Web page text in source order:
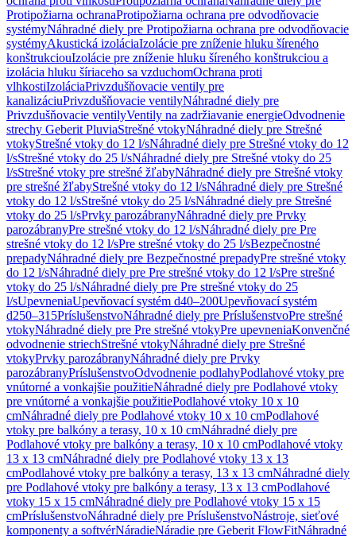
Protipožiarna ochranaProtipožiarna ochrana pre odvodňovacie
systémyNáhradné diely pre Protipožiarna ochrana pre odvodňovacie
systémyAkustická izoláciaIzolácie pre zníženie hluku šíreného
konštrukciouIzolácie pre zníženie hluku šíreného konštrukciou a
izolácia hluku šíriaceho sa vzduchomOchrana proti
vlhkostiIzoláciaPrivzdušňovacie ventily pre
kanalizáciuPrivzdušňovacie ventilyNáhradné diely pre
Privzdušňovacie ventilyVentily na zadržiavanie energieOdvodnenie
strechy Geberit PluviaStrešné vtokyNáhradné diely pre Strešné
vtokyStrešné vtoky do 12 l/sNáhradné diely pre Strešné vtoky do 12
l/sStrešné vtoky do 25 l/sNáhradné diely pre Strešné vtoky do 25
l/sStrešné vtoky pre strešné žľabyNáhradné diely pre Strešné vtoky
pre strešné žľabyStrešné vtoky do 12 l/sNáhradné diely pre Strešné
vtoky do 12 l/sStrešné vtoky do 25 l/sNáhradné diely pre Strešné
vtoky do 25 l/sPrvky parozábranyNáhradné diely pre Prvky
parozábranyPre strešné vtoky do 12 l/sNáhradné diely pre Pre
strešné vtoky do 12 l/sPre strešné vtoky do 25 l/sBezpečnostné
prepadyNáhradné diely pre Bezpečnostné prepadyPre strešné vtoky
do 12 l/sNáhradné diely pre Pre strešné vtoky do 12 l/sPre strešné
vtoky do 25 l/sNáhradné diely pre Pre strešné vtoky do 25
l/sUpevneniaUpevňovací systém d40–200Upevňovací systém
d250–315PríslušenstvoNáhradné diely pre PríslušenstvoPre strešné
vtokyNáhradné diely pre Pre strešné vtokyPre upevneniaKonvenčné
odvodnenie striechStrešné vtokyNáhradné diely pre Strešné
vtokyPrvky parozábranyNáhradné diely pre Prvky
parozábranyPríslušenstvoOdvodnenie podlahyPodlahové vtoky pre
vnútorné a vonkajšie použitieNáhradné diely pre Podlahové vtoky
pre vnútorné a vonkajšie použitiePodlahové vtoky 10 x 10
cmNáhradné diely pre Podlahové vtoky 10 x 10 cmPodlahové
vtoky pre balkóny a terasy, 10 x 10 cmNáhradné diely pre
Podlahové vtoky pre balkóny a terasy, 10 x 10 cmPodlahové vtoky
13 x 13 cmNáhradné diely pre Podlahové vtoky 13 x 13
cmPodlahové vtoky pre balkóny a terasy, 13 x 13 cmNáhradné diely
pre Podlahové vtoky pre balkóny a terasy, 13 x 13 cmPodlahové
vtoky 15 x 15 cmNáhradné diely pre Podlahové vtoky 15 x 15
cmPríslušenstvoNáhradné diely pre PríslušenstvoNástroje, sieťové
komponenty a softvérNáradieNáradie pre Geberit FlowFitNáhradné